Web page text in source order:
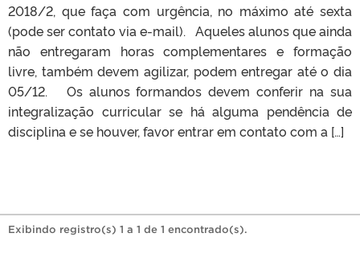
2018/2, que faça com urgência, no máximo até sexta
(pode ser contato via e-mail). Aqueles alunos que ainda
não entregaram horas complementares e formação
livre, também devem agilizar, podem entregar até o dia
05/12. Os alunos formandos devem conferir na sua
integralização curricular se há alguma pendência de
disciplina e se houver, favor entrar em contato com a […]
Exibindo registro(s) 1 a 1 de 1 encontrado(s).